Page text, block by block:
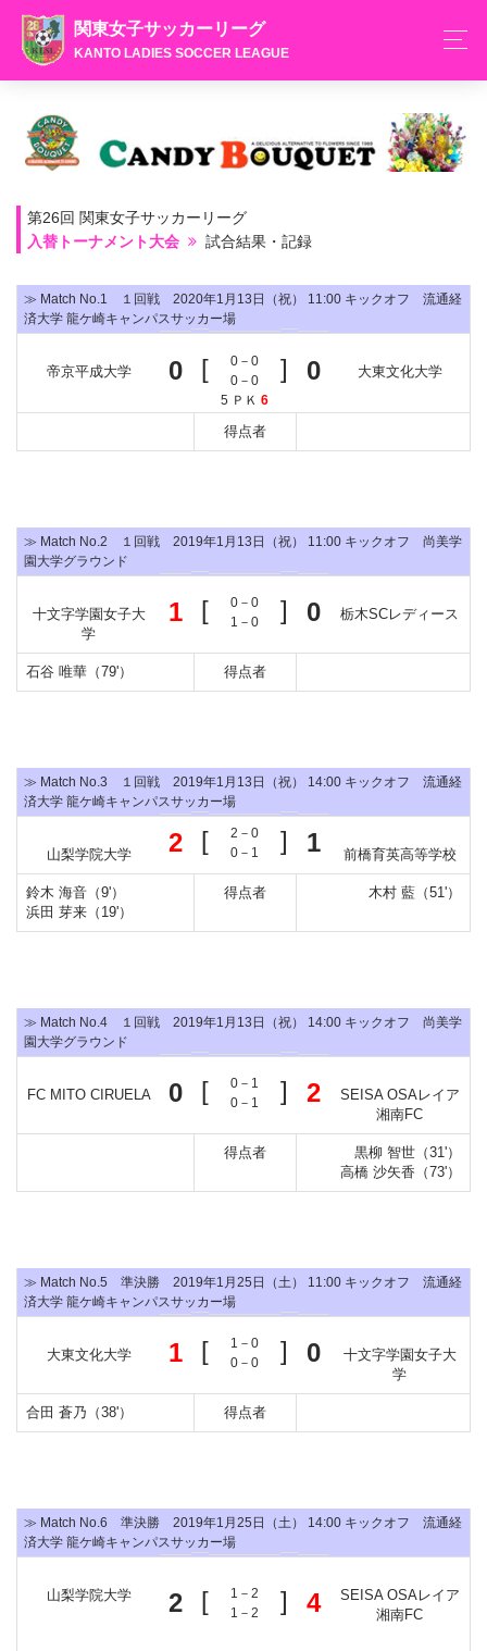
関東女子サッカーリーグ
KANTO LADIES SOCCER LEAGUE
第26回 関東女子サッカーリーグ
入替トーナメント大会
試合結果・記録
≫ Match No.1 １回戦 2020年1月13日（祝） 11:00 キックオフ 流通経
済大学 龍ケ崎キャンパスサッカー場
帝京平成大学 0 [
0－0
0－0
5 ＰＫ 6
] 0 大東文化大学
得点者
≫ Match No.2 １回戦 2019年1月13日（祝） 11:00 キックオフ 尚美学
園大学グラウンド
十文字学園女子大
学
1 [
0－0
1－0
] 0 栃木SCレディース
石谷 唯華（79'） 得点者
≫ Match No.3 １回戦 2019年1月13日（祝） 14:00 キックオフ 流通経
済大学 龍ケ崎キャンパスサッカー場
山梨学院大学 2 [
2－0
0－1
] 1 前橋育英高等学校
鈴木 海音（9'）
浜田 芽来（19'）
得点者 木村 藍（51'）
≫ Match No.4 １回戦 2019年1月13日（祝） 14:00 キックオフ 尚美学
園大学グラウンド
FC MITO CIRUELA 0 [
0－1
0－1
] 2
SEISA OSAレイア
湘南FC
得点者
黒柳 智世（31'）
高橋 沙矢香（73'）
≫ Match No.5 準決勝 2019年1月25日（土） 11:00 キックオフ 流通経
済大学 龍ケ崎キャンパスサッカー場
大東文化大学 1 [
1－0
0－0
] 0
十文字学園女子大
学
合田 蒼乃（38'） 得点者
≫ Match No.6 準決勝 2019年1月25日（土） 14:00 キックオフ 流通経
済大学 龍ケ崎キャンパスサッカー場
山梨学院大学 2 [
1－2
1－2
] 4
SEISA OSAレイア
湘南FC